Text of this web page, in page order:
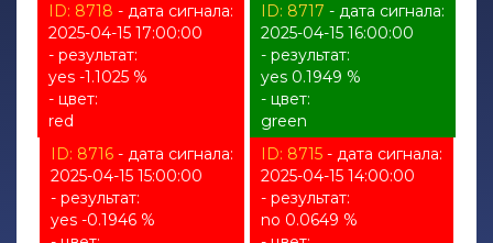
ID: 8718 - дата сигнала:
2025-04-15 17:00:00
- результат:
yes -1.1025 %
- цвет:
red
ID: 8717 - дата сигнала:
2025-04-15 16:00:00
- результат:
yes 0.1949 %
- цвет:
green
ID: 8716- дата сигнала:
2025-04-15 15:00:00
- результат:
yes -0.1946 %
ID: 8715 - дата сигнала:
2025-04-15 14:00:00
- результат:
no 0.0649 %